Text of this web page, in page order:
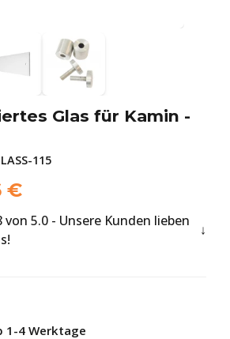
Glas für Kamin -
115
€
von 5.0 - Unsere Kunden lieben
1-4 Werktage